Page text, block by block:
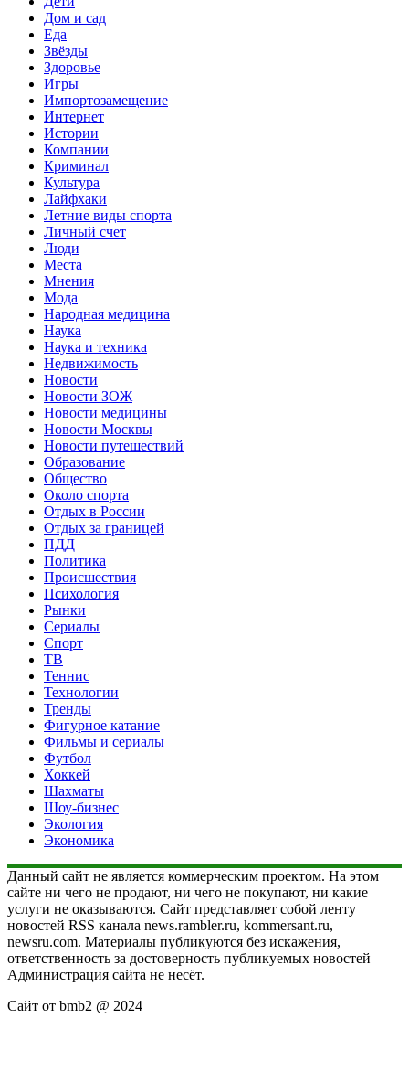
Дом и сад
Еда
Звёзды
Здоровье
Игры
Импортозамещение
Интернет
Истории
Компании
Криминал
Культура
Лайфхаки
Летние виды спорта
Личный счет
Люди
Места
Мнения
Мода
Народная медицина
Наука
Наука и техника
Недвижимость
Новости
Новости ЗОЖ
Новости медицины
Новости Москвы
Новости путешествий
Образование
Общество
Около спорта
Отдых в России
Отдых за границей
ПДД
Политика
Происшествия
Психология
Рынки
Сериалы
Спорт
ТВ
Теннис
Технологии
Тренды
Фигурное катание
Фильмы и сериалы
Футбол
Хоккей
Шахматы
Шоу-бизнес
Экология
Экономика
Данный сайт не является коммерческим проектом. На этом
сайте ни чего не продают, ни чего не покупают, ни какие
услуги не оказываются. Сайт представляет собой ленту
новостей RSS канала news.rambler.ru, kommersant.ru,
newsru.com. Материалы публикуются без искажения,
ответственность за достоверность публикуемых новостей
Администрация сайта не несёт.
Сайт от bmb2 @ 2024